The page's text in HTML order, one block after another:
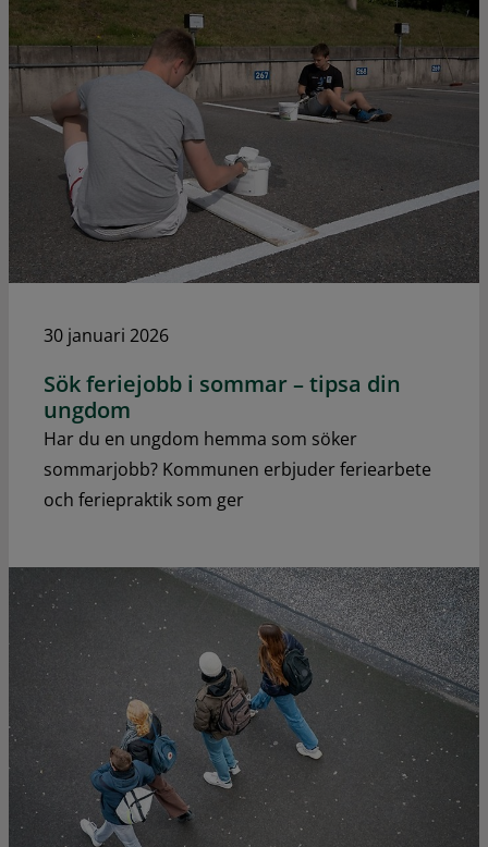
30 januari 2026
Sök feriejobb i sommar – tipsa din
ungdom
Har du en ungdom hemma som söker
sommarjobb? Kommunen erbjuder feriearbete
och feriepraktik som ger